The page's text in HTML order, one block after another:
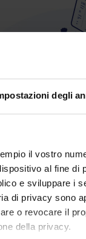
degli
il vostro
al fine di
e sviluppare i
di privacy sono
o revocare il
della privacy.